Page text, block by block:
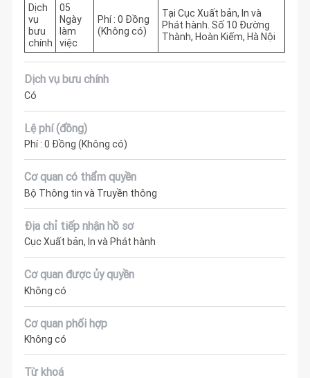
Dịch
vụ
bưu
chính
05
Ngày
làm
việc
Phí : 0 Đồng
(Không có)
Tại Cục Xuất bản, In và
Phát hành. Số 10 Đường
Thành, Hoàn Kiếm, Hà Nội
Dịch vụ bưu chính
Có
Lệ phí (đồng)
Phí : 0 Đồng (Không có)
Cơ quan có thẩm quyền
Bộ Thông tin và Truyền thông
Địa chỉ tiếp nhận hồ sơ
Cục Xuất bản, In và Phát hành
Cơ quan được ủy quyền
Không có
Cơ quan phối hợp
Không có
Từ khoá